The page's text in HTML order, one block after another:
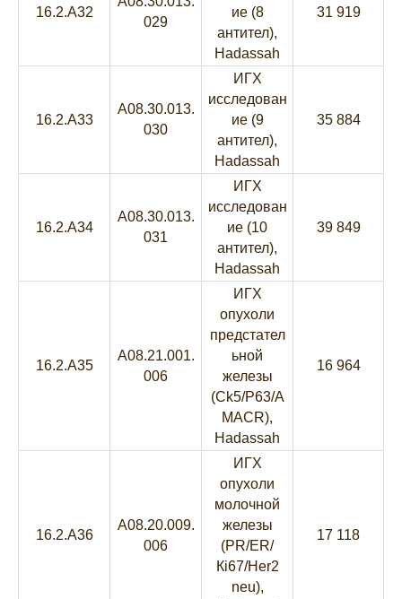
16.2.A32
029
ие (8
антител),
Hadassah
31 919
16.2.A33
A08.30.013.
030
ИГХ
исследован
ие (9
антител),
Hadassah
35 884
16.2.A34
A08.30.013.
031
ИГХ
исследован
ие (10
антител),
Hadassah
39 849
16.2.A35
A08.21.001.
006
ИГХ
опухоли
предстател
ьной
железы
(Ck5/P63/A
MACR),
Hadassah
16 964
16.2.A36
A08.20.009.
006
ИГХ
опухоли
молочной
железы
(PR/ER/
Кi67/Her2
neu),
17 118